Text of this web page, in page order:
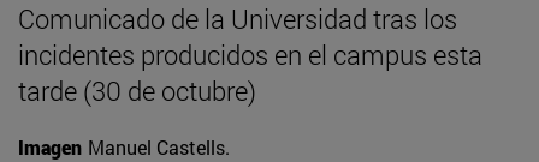
Comunicado de la Universidad tras los
incidentes producidos en el campus esta
tarde (30 de octubre)
Imagen Manuel Castells.